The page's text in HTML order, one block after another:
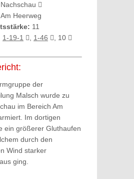
Nachschau
Am Heerweg
11
1-19-1 1-46 , 10
der
Malsch wurde zu
im Bereich Am
Im dortigen
ein größerer Gluthaufen
durch den
Wind starker
ging.